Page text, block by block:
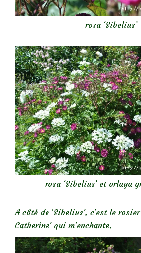
rosa ‘Sibelius’
rosa ‘Sibelius’ et orlaya
A côté de ‘Sibelius’, c’est le
Catherine’ qui m’enchante.